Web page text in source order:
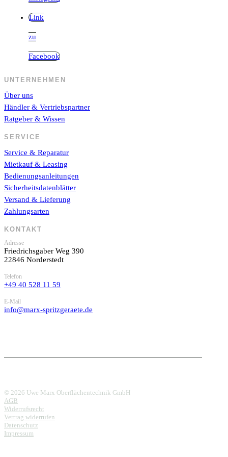
Link
zu
Facebook
UNTERNEHMEN
Über uns
Händler & Vertriebspartner
Ratgeber & Wissen
SERVICE
Service & Reparatur
Mietkauf & Leasing
Bedienungsanleitungen
Sicherheitsdatenblätter
Versand & Lieferung
Zahlungsarten
KONTAKT
Adresse
Friedrichsgaber Weg 390
22846 Norderstedt
Telefon
+49 40 528 11 59
E-Mail
info@marx-spritzgeraete.de
© 2026 Uwe Marx Oberflächentechnik GmbH
AGB
Widerrufsrecht
Vertrag widerrufen
Datenschutz
Impressum